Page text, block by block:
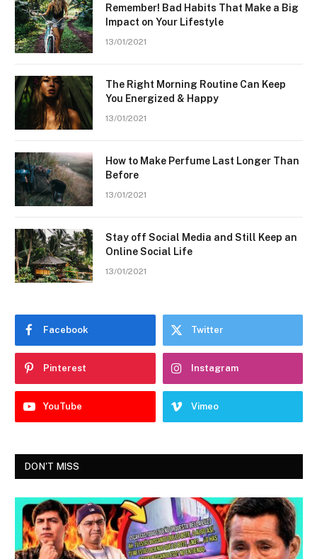
Remember! Bad Habits That Make a Big
Impact on Your Lifestyle
13/01/2021
The Right Morning Routine Can Keep
You Energized & Happy
13/01/2021
How to Make Perfume Last Longer Than
Before
13/01/2021
Stay off Social Media and Still Keep an
Online Social Life
13/01/2021
Facebook Twitter
Pinterest Instagram
YouTube Vimeo
DON'T MISS